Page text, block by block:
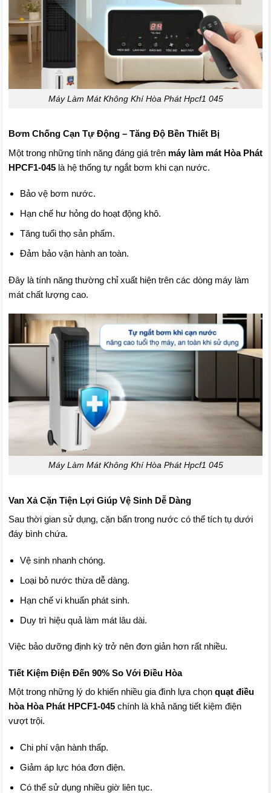
Máy Làm Mát Không Khí Hòa Phát Hpcf1 045
Bơm Chống Cạn Tự Động – Tăng Độ Bền Thiết Bị
Một trong những tính năng đáng giá trên máy làm mát Hòa Phát
HPCF1-045là hệ thống tự ngắt bơm khi cạn nước.
Bảo vệ bơm nước.
Hạn chế hư hỏng do hoạt động khô.
Tăng tuổi thọ sản phẩm.
Đảm bảo vận hành an toàn.
Đây là tính năng thường chỉ xuất hiện trên các dòng máy làm
mát chất lượng cao.
Máy Làm Mát Không Khí Hòa Phát Hpcf1 045
Van Xả Cặn Tiện Lợi Giúp Vệ Sinh Dễ Dàng
Sau thời gian sử dụng, cặn bẩn trong nước có thể tích tụ dưới
đáy bình chứa.
Vệ sinh nhanh chóng.
Loại bỏ nước thừa dễ dàng.
Hạn chế vi khuẩn phát sinh.
Duy trì hiệu quả làm mát lâu dài.
Việc bảo dưỡng định kỳ trở nên đơn giản hơn rất nhiều.
Tiết Kiệm Điện Đến 90% So Với Điều Hòa
Một trong những lý do khiến nhiều gia đình lựa chọn quạt điều
hòa Hòa Phát HPCF1-045chính là khả năng tiết kiệm điện
vượt trội.
Chi phí vận hành thấp.
Giảm áp lực hóa đơn điện.
Có thể sử dụng nhiều giờ liên tục.